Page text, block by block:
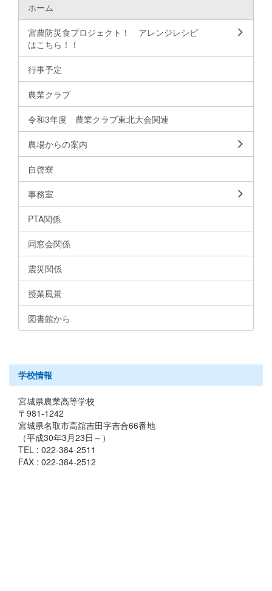
ホーム
宮農防災食プロジェクト！ アレンジレシピ
はこちら！！
行事予定
農業クラブ
令和3年度 農業クラブ東北大会関連
農場からの案内
自啓寮
事務室
PTA関係
同窓会関係
震災関係
授業風景
図書館から
学校情報
宮城県農業高等学校
〒981-1242
宮城県名取市高舘吉田字吉合66番地
（平成30年3月23日～）
TEL : 022-384-2511
FAX : 022-384-2512